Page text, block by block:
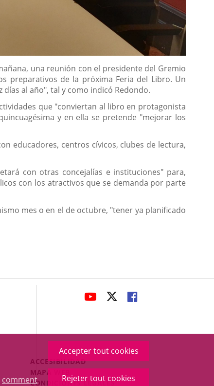
comment
Accepter tout cookies
Rejeter tout cookies
una reunión con el presidente del Gremio
preparativos de la próxima Feria del Libro. Un
al año", tal y como indicó Redondo.
que "conviertan al libro en protagonista
y en ella se pretende "mejorar los
educadores, centros cívicos, clubes de lectura,
con otras concejalías e instituciones" para,
con los atractivos que se demanda por parte
mes o en el de octubre, "tener ya planificado
ENLACE
APLICACIÓN
EXTERNA.
ENLACE
APLICACIÓN
EXTERNA.
ENLACE
APLICACIÓN
EXTERNA.
Menú
Legal
Footer
ACCESIBILIDAD
MAPA WEB
CONDICIONES LEGALES